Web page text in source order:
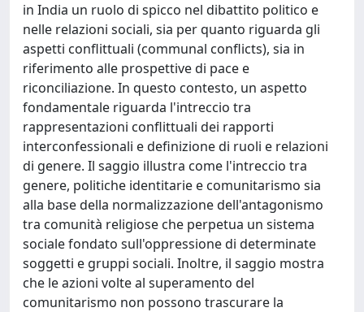
in India un ruolo di spicco nel dibattito politico e
nelle relazioni sociali, sia per quanto riguarda gli
aspetti conflittuali (communal conflicts), sia in
riferimento alle prospettive di pace e
riconciliazione. In questo contesto, un aspetto
fondamentale riguarda l'intreccio tra
rappresentazioni conflittuali dei rapporti
interconfessionali e definizione di ruoli e relazioni
di genere. Il saggio illustra come l'intreccio tra
genere, politiche identitarie e comunitarismo sia
alla base della normalizzazione dell'antagonismo
tra comunità religiose che perpetua un sistema
sociale fondato sull'oppressione di determinate
soggetti e gruppi sociali. Inoltre, il saggio mostra
che le azioni volte al superamento del
comunitarismo non possono trascurare la